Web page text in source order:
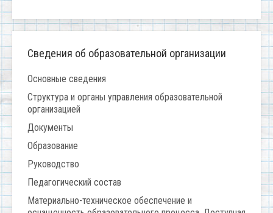
Сведения об образовательной организации
Основные сведения
Структура и органы управления образовательной
организацией
Документы
Образование
Руководство
Педагогический состав
Материально-техническое обеспечение и